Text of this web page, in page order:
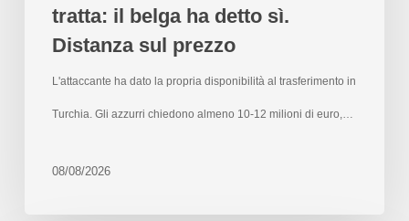
tratta: il belga ha detto sì.
Distanza sul prezzo
L'attaccante ha dato la propria disponibilità al trasferimento in
Turchia. Gli azzurri chiedono almeno 10-12 milioni di euro,…
08/08/2026